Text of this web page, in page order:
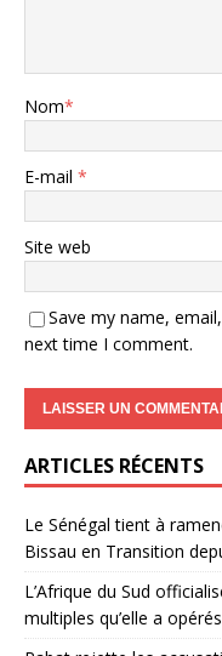
Nom*
E-mail *
Site web
Save my name,
next time I comment.
ARTICLES RÉCENTS
Le Sénégal tient à
Bissau en Transition
L’Afrique du Sud
multiples qu’elle a